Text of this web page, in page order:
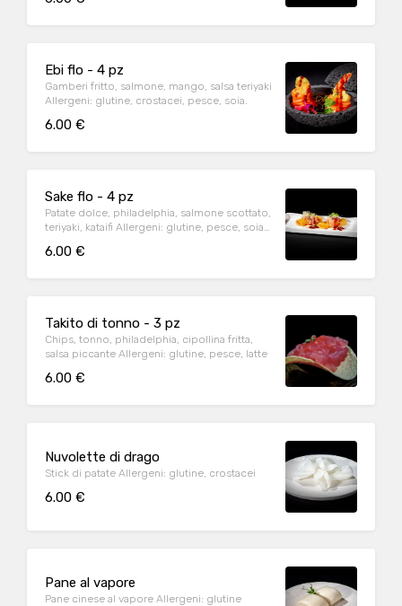
Ebi flo - 4 pz
Gamberi fritto, salmone, mango, salsa teriyaki
Allergeni: glutine, crostacei, pesce, soia.
6.00 €
Sake flo - 4 pz
Patate dolce, philadelphia, salmone scottato,
teriyaki, kataifi Allergeni: glutine, pesce, soia,
6.00 €
Takito di tonno - 3 pz
Chips, tonno, philadelphia, cipollina fritta,
salsa piccante Allergeni: glutine, pesce, latte
6.00 €
Nuvolette di drago
Stick di patate Allergeni: glutine, crostacei
6.00 €
Pane al vapore
Pane cinese al vapore Allergeni: glutine